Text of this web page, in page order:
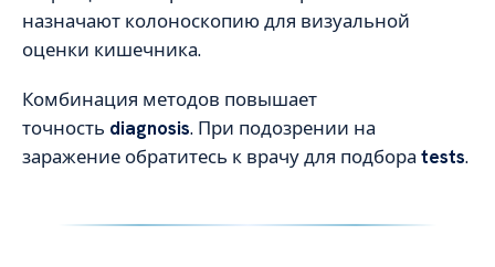
назначают колоноскопию для визуальной
оценки кишечника.
Комбинация методов повышает
точность diagnosis. При подозрении на
заражение обратитесь к врачу для подбора tests.